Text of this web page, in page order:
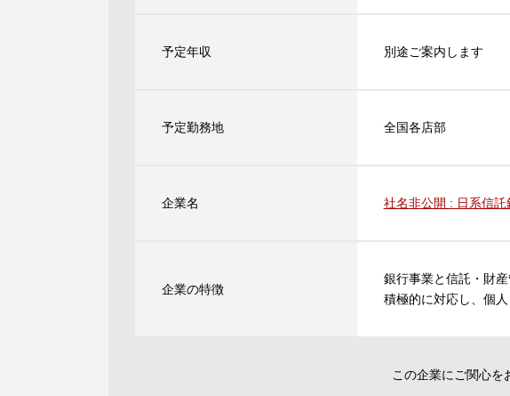
予定年収 別途ご案内します
予定勤務地 全国各店部
企業名 社名非公開 : 日系信託
企業の特徴
銀行事業と信託・財
積極的に対応し、個
この企業にご関心を